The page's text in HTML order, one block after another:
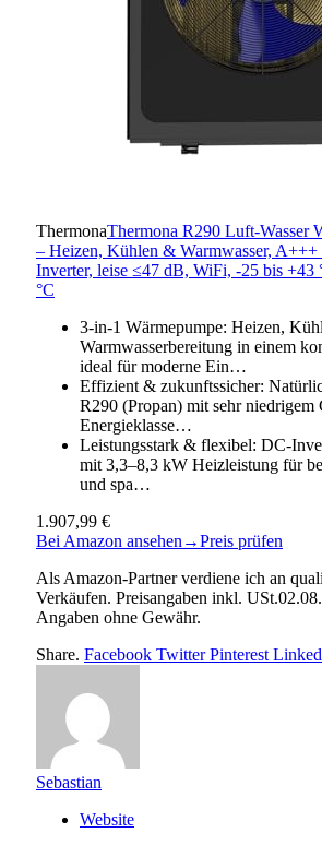
ThermonaThermona R290 Luft-Wasser
– Heizen, Kühlen & Warmwasser,
Inverter, leise ≤47 dB, WiFi, -25 bis +43
°C
3-in-1 Wärmepumpe: Heizen,
Warmwasserbereitung in einem
ideal für moderne Ein…
Effizient & zukunftssicher:
R290 (Propan) mit sehr niedrigem
Energieklasse…
Leistungsstark & flexibel: DC-
mit 3,3–8,3 kW Heizleistung für
und spa…
1.907,99 €
Bei Amazon ansehen →Preis prüfen
Als Amazon-Partner verdiene ich an
Verkäufen. Preisangaben inkl.
Angaben ohne Gewähr.
Share. Facebook Twitter Pinterest
Sebastian
Website